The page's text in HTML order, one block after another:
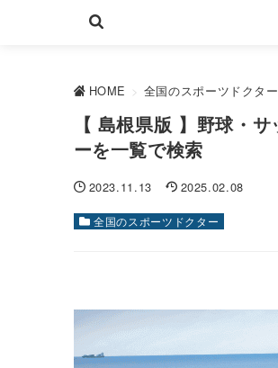
HOME > 全国のスポーツドクター
【 島根県版 】野球・
ーを一覧で検索
2023.11.13 2025.02.08
全国のスポーツドクター